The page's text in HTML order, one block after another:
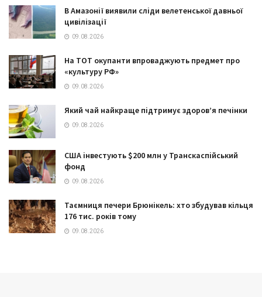
В Амазонії виявили сліди велетенської давньої
цивілізації
09.08.2026
На ТОТ окупанти впроваджують предмет про
«культуру РФ»
09.08.2026
Який чай найкраще підтримує здоров’я печінки
09.08.2026
США інвестують $200 млн у Транскаспійський
фонд
09.08.2026
Таємниця печери Брюнікель: хто збудував кільця
176 тис. років тому
09.08.2026